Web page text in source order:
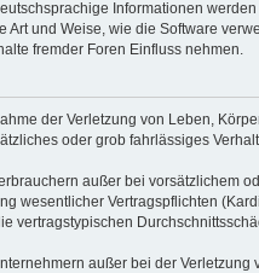
Informationen
Art und Weise, wie die Software
fremder Foren Einfluss nehmen.
der Verletzung von Leben,
oder grob fahrlässiges
außer bei vorsätzlichem
wesentlicher Vertragspflichten
vertragstypischen
außer bei der